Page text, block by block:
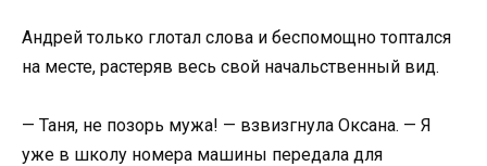
Андрей только глотал слова и беспомощно топтался
на месте, растеряв весь свой начальственный вид.
— Таня, не позорь мужа! — взвизгнула Оксана. — Я
уже в школу номера машины передала для